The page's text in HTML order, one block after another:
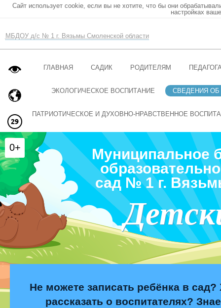
Сайт использует cookie, если вы не хотите, что бы они
настройках
МБДОУ д/с № 1 г. Вязьмы Смоленской области
ГЛАВНАЯ САДИК РОДИТЕЛЯМ
ЭКОЛОГИЧЕСКОЕ ВОСПИТАНИЕ СВЕДЕНИЯ ОБ
ПАТРИОТИЧЕСКОЕ И ДУХОВНО-НРАВСТВЕННОЕ
Муниципальное
сад № 1 г.
Не можете записать ребёнка в сад?
рассказать о воспитателях?
0+